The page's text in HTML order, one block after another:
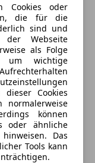
Cookies oder
die für die
sind und
der Webseite
als Folge
um wichtige
Cookies
normalerweise
können
oder ähnliche
Das
Tools kann